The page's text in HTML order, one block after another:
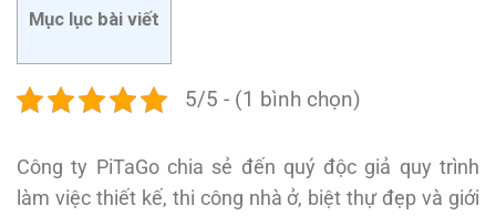
Mục lục bài viết
5/5 - (1 bình chọn)
Công ty PiTaGo chia sẻ đến quý độc giả quy trình
làm việc thiết kế, thi công nhà ở, biệt thự đẹp và giới